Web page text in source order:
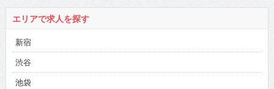
エリアで求人を探す
新宿
渋谷
池袋